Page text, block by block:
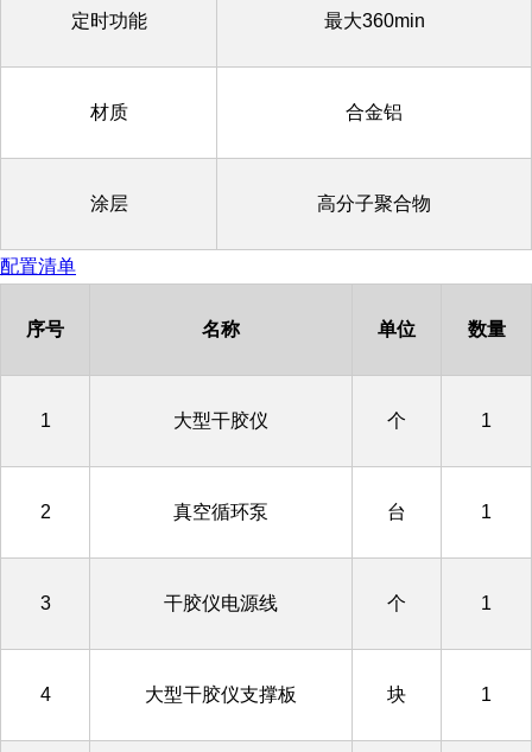
定时功能 最大360min
材质 合金铝
涂层 高分子聚合物
配置清单
序号 名称 单位 数量
1 大型干胶仪 个 1
2 真空循环泵 台 1
3 干胶仪电源线 个 1
4 大型干胶仪支撑板 块 1